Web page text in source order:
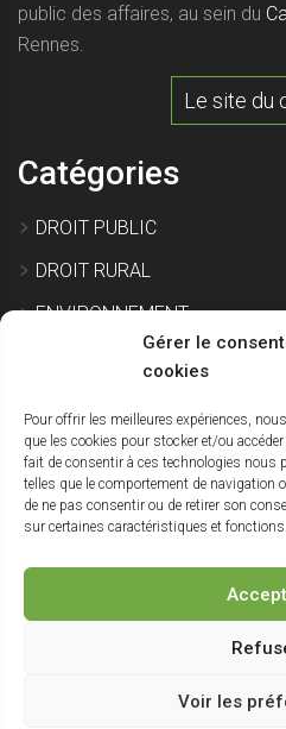
Gérer le
cookies
Pour offrir les meilleures expériences,
que les cookies pour stocker et/ou
fait de consentir à ces technologies nous
telles que le comportement de navigation
de ne pas consentir ou de retirer son
sur certaines caractéristiques et fonctions.
Voir les
public des affaires, au sein du
Rennes.
Le site du
Catégories
DROIT PUBLIC
DROIT RURAL
ENVIRONNEMENT
EXPROPRIATION
IMMOBILIER ET
SITE POLLUÉ
URBANISME
Cabinet Paul Avocats |